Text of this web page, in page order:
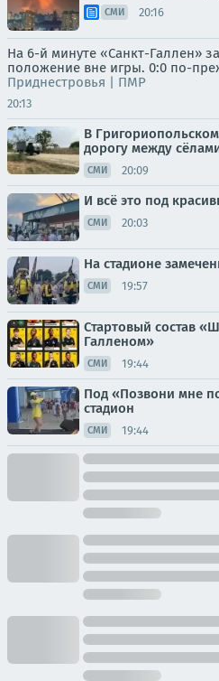
СМИ 20:16
На 6-й минуте «Санкт-Галлен»
положение вне игры. 0:0 по-
Приднестровья | ПМР
20:13
В
дорогу между
СМИ 20:09
И всё это под
СМИ 20:03
На стадионе
СМИ 19:57
Стартовый состав
Галленом»
СМИ 19:44
Под «Позвони мне
стадион
СМИ 19:44